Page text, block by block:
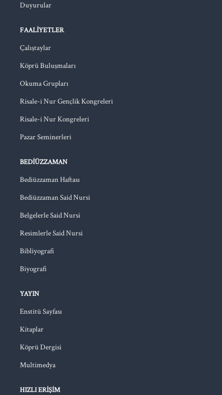
Duyurular
FAALIYETLER
Çalıştaylar
Köprü Buluşmaları
Okuma Grupları
Risale-i Nur Gençlik Kongreleri
Risale-i Nur Kongreleri
Pazar Seminerleri
BEDIÜZZAMAN
Bediüzzaman Haftası
Bediüzzaman Said Nursi
Belgelerle Said Nursi
Resimlerle Said Nursi
Bibliyografi
Biyografi
YAYIN
Enstitü Sayfası
Kitaplar
Köprü Dergisi
Multimedya
HIZLI ERIŞIM